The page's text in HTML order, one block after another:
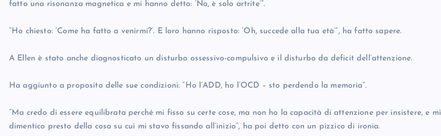
fatto una risonanza magnetica e mi hanno detto: ‘No, è solo artrite’”.
“Ho chiesto: ‘Come ha fatto a venirmi?’. E loro hanno risposto: ‘Oh, succede alla tua età’”, ha fatto sapere.
A Ellen è stato anche diagnosticato un disturbo ossessivo-compulsivo e il disturbo da deficit dell’attenzione.
Ha aggiunto a proposito delle sue condizioni: “Ho l’ADD, ho l’OCD – sto perdendo la memoria”.
“Ma credo di essere equilibrata perché mi fisso su certe cose, ma non ho la capacità di attenzione per insistere, e mi
dimentico presto della cosa su cui mi stavo fissando all’inizio”, ha poi detto con un pizzico di ironia.